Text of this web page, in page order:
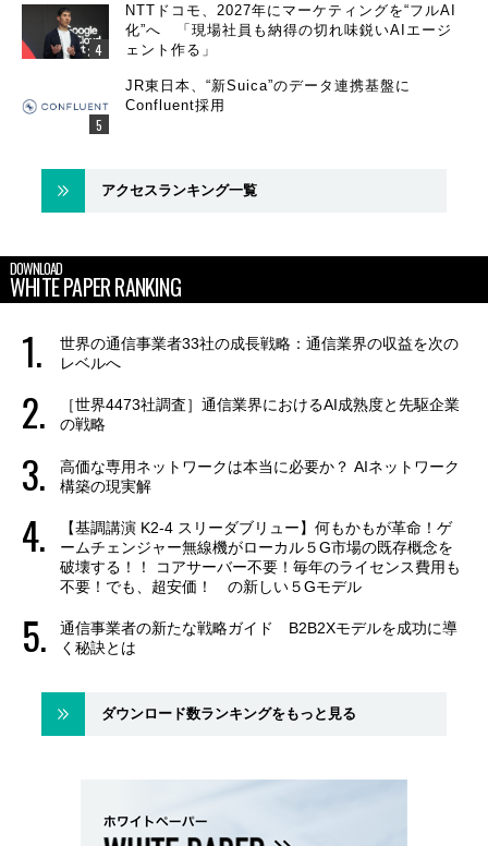
NTTドコモ、2027年にマーケティングを“フルAI
化”へ 「現場社員も納得の切れ味鋭いAIエージ
ェント作る」
JR東日本、“新Suica”のデータ連携基盤に
Confluent採用
アクセスランキング一覧
DOWNLOAD
WHITE PAPER RANKING
世界の通信事業者33社の成長戦略：通信業界の収益を次の
レベルへ
［世界4473社調査］通信業界におけるAI成熟度と先駆企業
の戦略
高価な専用ネットワークは本当に必要か？ AIネットワーク
構築の現実解
【基調講演 K2-4 スリーダブリュー】何もかもが革命！ゲ
ームチェンジャー無線機がローカル５G市場の既存概念を
破壊する！！ コアサーバー不要！毎年のライセンス費用も
不要！でも、超安価！ の新しい５Gモデル
通信事業者の新たな戦略ガイド B2B2Xモデルを成功に導
く秘訣とは
ダウンロード数ランキングをもっと見る